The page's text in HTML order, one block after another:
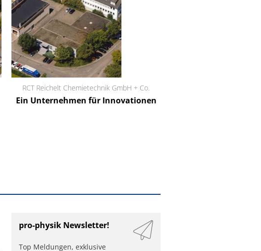
RCT Reichelt Chemietechnik GmbH + Co.
Ein Unternehmen für Innovationen
pro-physik Newsletter!
Top Meldungen, exklusive